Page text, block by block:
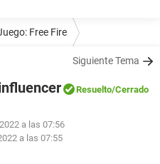
Free Fire
Siguiente Tema
Resuelto/Cerrado
a las 07:56
a las 07:55